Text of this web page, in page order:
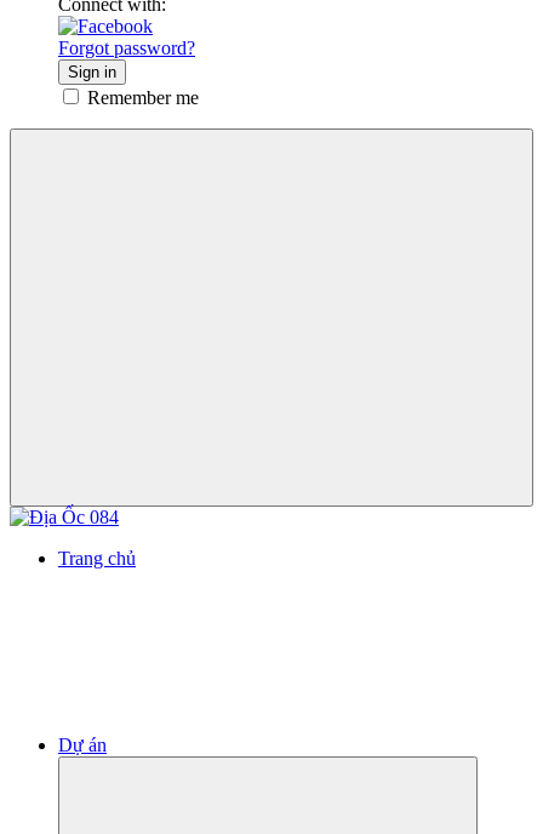
Connect with:
Forgot password?
Sign in
Remember me
Trang chủ
Dự án